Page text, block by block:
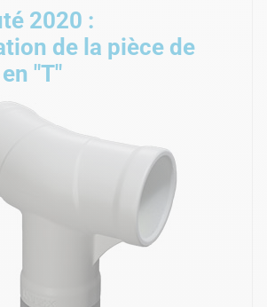
2020 :
de la pièce de
"T"